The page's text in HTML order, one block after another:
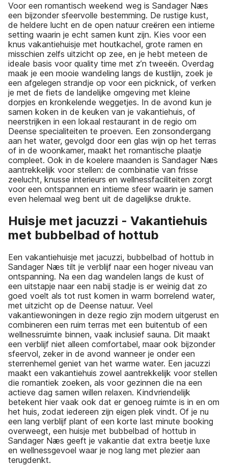
Voor een romantisch weekend weg is Sandager Næs
een bijzonder sfeervolle bestemming. De rustige kust,
de heldere lucht en de open natuur creëren een intieme
setting waarin je echt samen kunt zijn. Kies voor een
knus vakantiehuisje met houtkachel, grote ramen en
misschien zelfs uitzicht op zee, en je hebt meteen de
ideale basis voor quality time met z’n tweeën. Overdag
maak je een mooie wandeling langs de kustlijn, zoek je
een afgelegen strandje op voor een picknick, of verken
je met de fiets de landelijke omgeving met kleine
dorpjes en kronkelende weggetjes. In de avond kun je
samen koken in de keuken van je vakantiehuis, of
neerstrijken in een lokaal restaurant in de regio om
Deense specialiteiten te proeven. Een zonsondergang
aan het water, gevolgd door een glas wijn op het terras
of in de woonkamer, maakt het romantische plaatje
compleet. Ook in de koelere maanden is Sandager Næs
aantrekkelijk voor stellen: de combinatie van frisse
zeelucht, knusse interieurs en wellnessfaciliteiten zorgt
voor een ontspannen en intieme sfeer waarin je samen
even helemaal weg bent uit de dagelijkse drukte.
Huisje met jacuzzi - Vakantiehuis
met bubbelbad of hottub
Een vakantiehuisje met jacuzzi, bubbelbad of hottub in
Sandager Næs tilt je verblijf naar een hoger niveau van
ontspanning. Na een dag wandelen langs de kust of
een uitstapje naar een nabij stadje is er weinig dat zo
goed voelt als tot rust komen in warm borrelend water,
met uitzicht op de Deense natuur. Veel
vakantiewoningen in deze regio zijn modern uitgerust en
combineren een ruim terras met een buitentub of een
wellnessruimte binnen, vaak inclusief sauna. Dit maakt
een verblijf niet alleen comfortabel, maar ook bijzonder
sfeervol, zeker in de avond wanneer je onder een
sterrenhemel geniet van het warme water. Een jacuzzi
maakt een vakantiehuis zowel aantrekkelijk voor stellen
die romantiek zoeken, als voor gezinnen die na een
actieve dag samen willen relaxen. Kindvriendelijk
betekent hier vaak ook dat er genoeg ruimte is in en om
het huis, zodat iedereen zijn eigen plek vindt. Of je nu
een lang verblijf plant of een korte last minute booking
overweegt, een huisje met bubbelbad of hottub in
Sandager Næs geeft je vakantie dat extra beetje luxe
en wellnessgevoel waar je nog lang met plezier aan
terugdenkt.